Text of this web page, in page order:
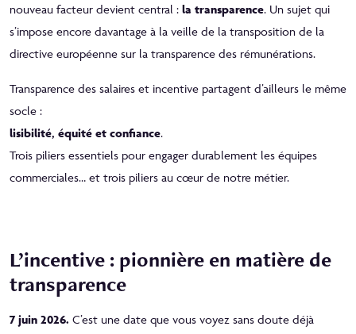
nouveau facteur devient central : la transparence. Un sujet qui
s’impose encore davantage à la veille de la transposition de la
directive européenne sur la transparence des rémunérations.
Transparence des salaires et incentive partagent d’ailleurs le même
socle :
lisibilité, équité et confiance.
Trois piliers essentiels pour engager durablement les équipes
commerciales… et trois piliers au cœur de notre métier.
L’incentive : pionnière en matière de
transparence
7 juin 2026. C’est une date que vous voyez sans doute déjà